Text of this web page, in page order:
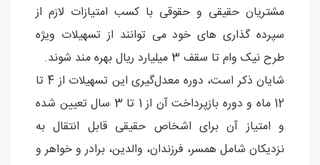
مشتریان حقیقی و حقوقی با کسب امتیازات لازم از
سپرده گذاری های خود می توانند از تسهیلات ویژه
طرح نیک وام تا سقف 3 میلیارد ریال بهره مند شوند.
شایان ذکر است، دوره معدل‌گیری این تسهیلات از 4 تا
12 ماه و دوره بازپرداخت آن از 1 تا 3 سال تعیین شده
و امتیاز آن برای اشخاص حقیقی قابل انتقال به
نزدیکان شامل همسر، فرزندان، والدین، برادر و خواهر و